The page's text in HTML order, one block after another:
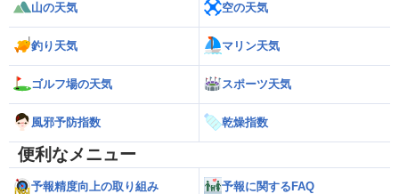
山の天気 空の天気
釣り天気 マリン天気
ゴルフ場の天気 スポーツ天気
風邪予防指数 乾燥指数
便利なメニュー
予報精度向上の取り組み 予報に関するFAQ